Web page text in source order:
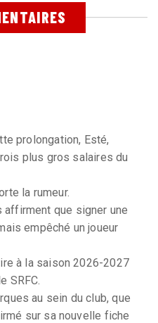
prolongation, Esté,
plus gros salaires du
la rumeur.
affirment que signer une
empêché un joueur
à la saison 2026-2027
SRFC.
au sein du club, que
sur sa nouvelle fiche